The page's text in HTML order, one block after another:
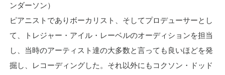
ンダーソン）
ピアニストでありボーカリスト、そしてプロデューサーとし
て、トレジャー・アイル・レーベルのオーディションを担当
し、当時のアーティスト達の大多数と言っても良いほどを発
掘し、レコーディングした。それ以外にもコクソン・ドッド